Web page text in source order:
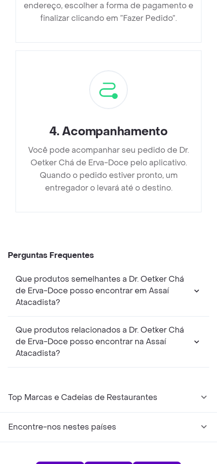
endereço, escolher a forma de pagamento e
finalizar clicando em ”Fazer Pedido”.
4.Acompanhamento
Você pode acompanhar seu pedido de Dr.
Oetker Chá de Erva-Doce pelo aplicativo.
Quando o pedido estiver pronto, um
entregador o levará até o destino.
Perguntas Frequentes
Que produtos semelhantes a Dr. Oetker Chá
de Erva-Doce posso encontrar em Assaí
Atacadista?
Que produtos relacionados a Dr. Oetker Chá
de Erva-Doce posso encontrar na Assaí
Atacadista?
Top Marcas e Cadeias de Restaurantes
Encontre-nos nestes países